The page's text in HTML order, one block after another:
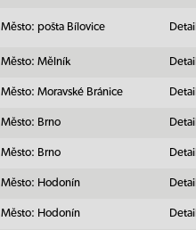
Město: pošta Bílovice Detail
Město: Mělník Detail
Město: Moravské Bránice Detail
Město: Brno Detail
Město: Brno Detail
Město: Hodonín Detail
Město: Hodonín Detail